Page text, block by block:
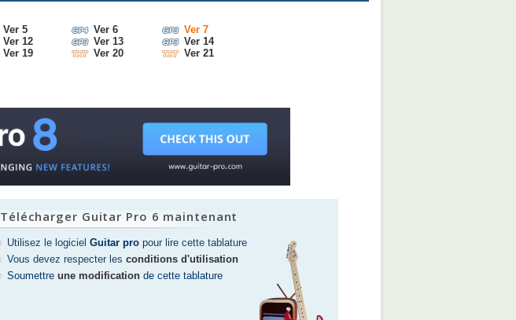
Ver 5 Ver 6
Ver 7
Ver 12 Ver 13
Ver 14
Ver 19 Ver 20
Ver 21
Télécharger Guitar Pro 6 maintenant
Utilisez le logiciel Guitar pro pour lire cette tablature
Vous devez respecter les conditions d'utilisation
Soumettre une modification de cette tablature